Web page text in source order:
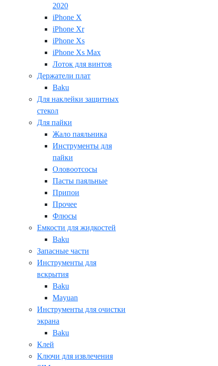
2020
iPhone X
iPhone Xr
iPhone Xs
iPhone Xs Max
Лоток для винтов
Держатели плат
Baku
Для наклейки защитных
стекол
Для пайки
Жало паяльника
Инструменты для
пайки
Оловоотсосы
Пасты паяльные
Припои
Прочее
Флюсы
Емкости для жидкостей
Baku
Запасные части
Инструменты для
вскрытия
Baku
Mayuan
Инструменты для очистки
экрана
Baku
Клей
Ключи для извлечения